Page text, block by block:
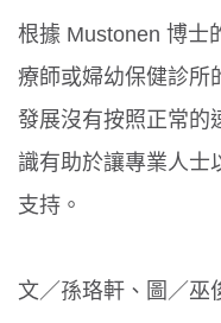
根據 Mustonen 博士
療師或婦幼保健診所
發展沒有按照正常的
識有助於讓專業人士
支持。
文／孫珞軒、圖／巫